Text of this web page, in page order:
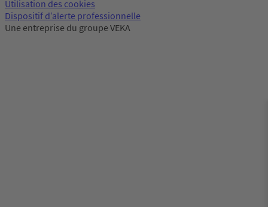
Utilisation des cookies
Dispositif d’alerte professionnelle
Une entreprise du groupe VEKA